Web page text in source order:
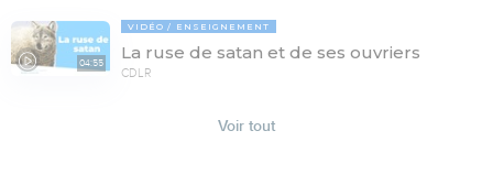
04:55
VIDÉO ENSEIGNEMENT
La ruse de satan et de ses ouvriers
CDLR
Voir tout